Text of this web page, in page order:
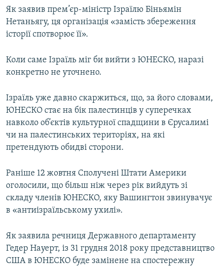
Усі сайти RFE/RL
Як заявив прем’єр-міністр Ізраїлю Біньямін
Нетаньягу, ця організація «замість збереження
історії спотворює її».
Коли саме Ізраїль міг би вийти з ЮНЕСКО, наразі
конкретно не уточнено.
Ізраїль уже давно скаржиться, що, за його словами,
ЮНЕСКО стає на бік палестинців у суперечках
навколо об’єктів культурної спадщини в Єрусалимі
чи на палестинських територіях, на які
претендують обидві сторони.
Раніше 12 жовтня Сполучені Штати Америки
оголосили, що більш ніж через рік вийдуть зі
складу членів ЮНЕСКО, яку Вашингтон звинувачує
в «антиізраїльському ухилі».
Як заявила речниця Державного департаменту
Гедер Науерт, із 31 грудня 2018 року представництво
США в ЮНЕСКО буде замінене на спостережну